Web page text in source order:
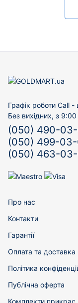
Графік роботи Call -
Без вихідних, з
(050) 490-
(050) 499-
(050) 463-03-
Про нас
Контакти
Гарантії
Оплата та доставка
Політика
Публічна оферта
Комплекти прикрас